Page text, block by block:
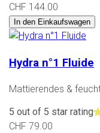
CHF 144.00
In den Einkaufswagen
Hydra n°1 Fluide
Mattierendes &
5 out of 5 star rating
CHF 79.00